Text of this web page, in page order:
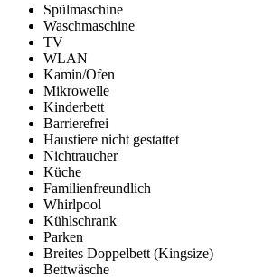
Spülmaschine
Waschmaschine
TV
WLAN
Kamin/Ofen
Mikrowelle
Kinderbett
Barrierefrei
Haustiere nicht gestattet
Nichtraucher
Küche
Familienfreundlich
Whirlpool
Kühlschrank
Parken
Breites Doppelbett (Kingsize)
Bettwäsche